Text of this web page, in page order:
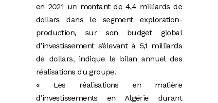
en 2021 un montant de 4,4 milliards de
dollars dans le segment exploration-
production, sur son budget global
d’investissement s’élevant à 5,1 milliards
de dollars, indique le bilan annuel des
réalisations du groupe.
« Les réalisations en matière
d’investissements en Algérie durant